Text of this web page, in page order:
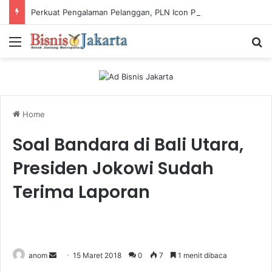
Menu
Home
Soal Bandara di Bali Utara,
Presiden Jokowi Sudah
Terima Laporan
anom 15 Maret 2018 0 7 1 menit dibaca